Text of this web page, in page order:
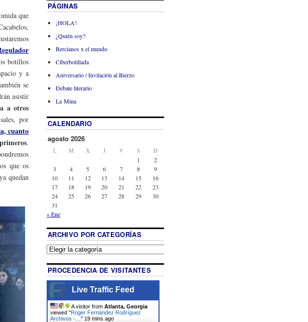
que
botillos
y a
se
asistir
a otros
por
cuanto
.
que os
quedan
PÁGINAS
¡HOLA!
¿Quién soy?
Bercianos x el mundo
Ciberbotillada
Aniversario / Invitación al Bierzo
Debate literario
La Mina
CALENDARIO
agosto 2026
L M X J V S D
1
2
3
4 5 6 7 8
9
10
11 12 13 14 15
16
17
18 19 20 21 22
23
24
25 26 27 28 29
30
31
« Ene
ARCHIVO POR CATEGORÍAS
PROCEDENCIA DE VISITANTES
Live Traffic Feed
A visitor from Atlanta, Georgia
viewed "Roger Fernández Rodríguez
Archivos -… " 19 mins ago